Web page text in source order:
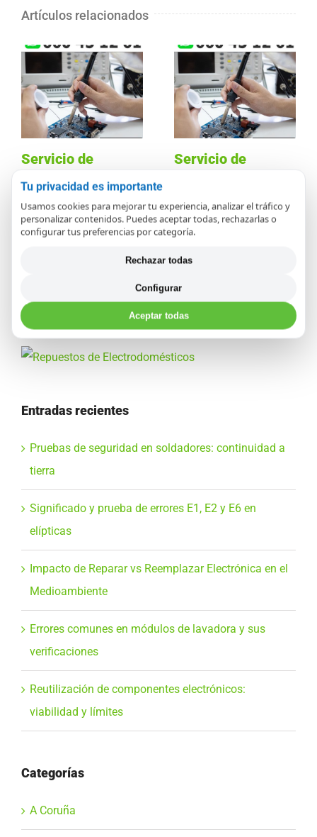
Artículos relacionados
Servicio de
Reparación de
placas y módulos
electrónicos en
Servicio de
placas y módulos
electrónicos en
diciembre 14th, 2020
Entradas recientes
Pruebas de seguridad en soldadores: continuidad a
tierra
Significado y prueba de errores E1, E2 y E6 en
elípticas
Impacto de Reparar vs Reemplazar Electrónica en el
Medioambiente
Errores comunes en módulos de lavadora y sus
verificaciones
Reutilización de componentes electrónicos:
viabilidad y límites
Categorías
A Coruña
Tu privacidad es importante
Usamos cookies para mejorar tu experiencia, analizar el tráfico y
personalizar contenidos. Puedes aceptar todas, rechazarlas o
configurar tus preferencias por categoría.
Rechazar todas
Configurar
Aceptar todas